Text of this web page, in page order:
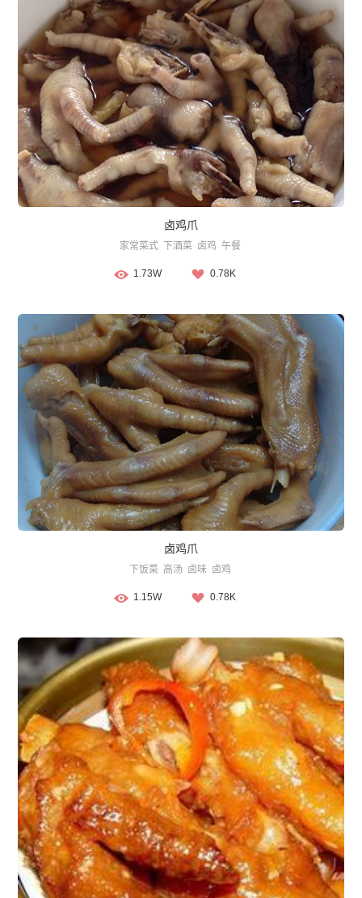
卤鸡爪
家常菜式 下酒菜 卤鸡 午餐
1.73W 0.78K
卤鸡爪
下饭菜 高汤 卤味 卤鸡
1.15W 0.78K